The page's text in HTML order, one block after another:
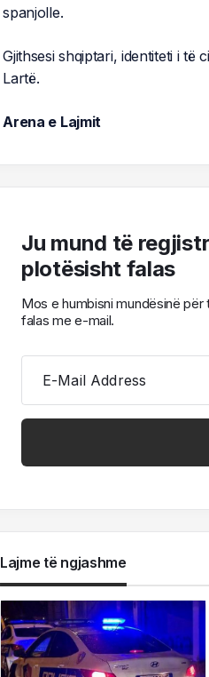
spanjolle.
Gjithsesi shqiptari, identiteti i të
Lartë.
Arena e Lajmit
Ju mund të
plotësisht falas
Mos e humbisni mundësinë
falas me e-mail.
E-Mail Address
Lajme të ngjashme